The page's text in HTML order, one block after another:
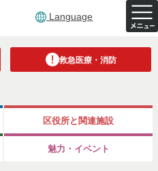
Language
救急医療・消防
区役所と関連施設
魅力・イベント